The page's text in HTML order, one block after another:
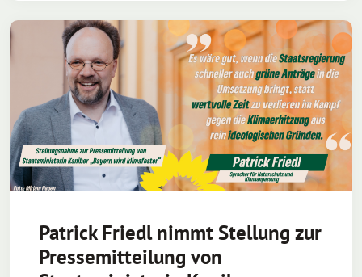
Patrick Friedl nimmt Stellung zur
Pressemitteilung von